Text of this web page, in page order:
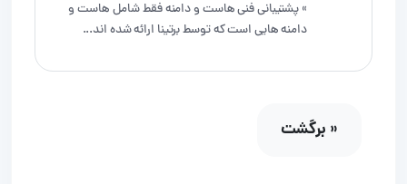
» پشتیبانی فنی هاست و دامنه فقط شامل هاست و
دامنه هایی است که توسط برتینا ارائه شده اند...
« برگشت